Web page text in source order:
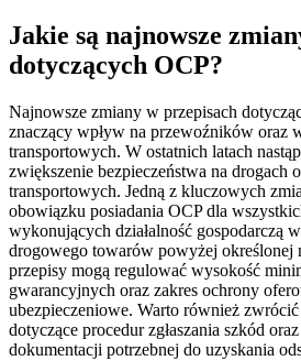
Jakie są najnowsze
dotyczących OCP?
Najnowsze zmiany w przepisach
znaczący wpływ na przewoźników oraz
transportowych. W ostatnich latach
zwiększenie bezpieczeństwa na drogach
transportowych. Jedną z kluczowych
obowiązku posiadania OCP dla
wykonujących działalność gospodarczą
drogowego towarów powyżej określonej
przepisy mogą regulować wysokość
gwarancyjnych oraz zakres ochrony
ubezpieczeniowe. Warto również
dotyczące procedur zgłaszania szkód
dokumentacji potrzebnej do uzyskania